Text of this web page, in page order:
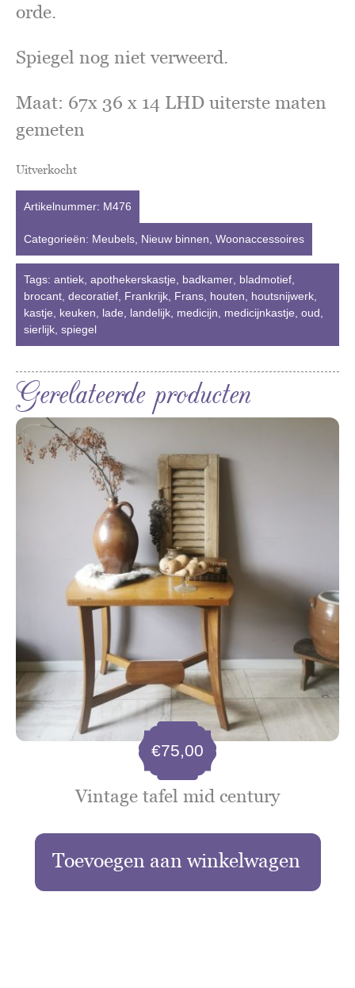
orde.
Spiegel nog niet verweerd.
Maat: 67x 36 x 14 LHD uiterste maten
gemeten
Uitverkocht
Artikelnummer: M476
Categorieën: Meubels Nieuw binnen Woonaccessoires
Tags: antiek apothekerskastje badkamer bladmotief
brocant decoratief Frankrijk Frans houten houtsnijwerk
kastje
keuken lade landelijk medicijn medicijnkastje oud
sierlijk spiegel
Gerelateerde producten
Vintage tafel mid century
€75,00
Toevoegen aan winkelwagen